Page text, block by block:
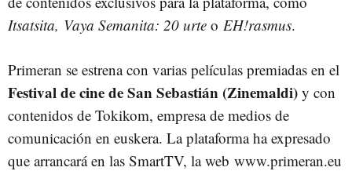
Itsatsita, Vaya Semanita: 20 urte o EH!rasmus.
Primeran se estrena con varias películas premiadas en el
Festival de cine de San Sebastián (Zinemaldi) y con
contenidos de Tokikom, empresa de medios de
comunicación en euskera. La plataforma ha expresado
que arrancará en las SmartTV, la web www.primeran.eu